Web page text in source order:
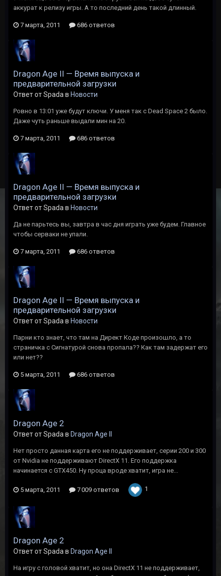
аккурат к релизу игры. А то последний день такой длинный.
7 марта, 2011 686 ответов
Dragon Age II — Время выпуска и
предварительной загрузки
Ответ от Spada в Новости
Ровно в 13:01 уже будут ключи. У меня так с Dead Space 2 было.
Даже чуть раньше выдали мин на 20.
7 марта, 2011 686 ответов
Dragon Age II — Время выпуска и
предварительной загрузки
Ответ от Spada в Новости
Да не парьтесь вы, завтра в час дня играть уже будем. Главное
чтобы серваки не упали.
7 марта, 2011 686 ответов
Dragon Age II — Время выпуска и
предварительной загрузки
Ответ от Spada в Новости
Парни кто знает, что там на Директ Коде произошло, а то
страничка с Сигнатурой снова пропала?? Как там задержат его
или нет??
5 марта, 2011 686 ответов
Dragon Age 2
Ответ от Spada в Dragon Age II
Нет просто данная карта его не поддерживает, серии 200 и 300
от Nvidia не поддерживают DirectX 11. Его поддержка
начинается с GTX450. Ну проца вроде хватит, игра не...
5 марта, 2011 7 009 ответов 1
Dragon Age 2
Ответ от Spada в Dragon Age II
На игру с головой хватит, но она DirectX 11 не поддерживает,